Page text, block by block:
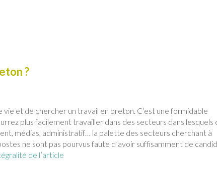
?
vie et de chercher un travail en breton. C’est une formidable
plus facilement travailler dans des secteurs dans lesquels
médias, administratif… la palette des secteurs cherchant à
ne sont pas pourvus faute d’avoir suffisamment de
de l’article